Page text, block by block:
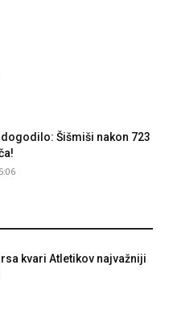
Šišmiši nakon 723
kvari Atletikov najvažniji